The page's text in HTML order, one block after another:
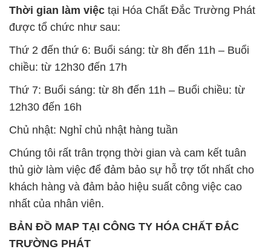
Thời gian làm việc tại Hóa Chất Đắc Trường Phát
được tổ chức như sau:
Thứ 2 đến thứ 6: Buổi sáng: từ 8h đến 11h – Buổi
chiều: từ 12h30 đến 17h
Thứ 7: Buổi sáng: từ 8h đến 11h – Buổi chiều: từ
12h30 đến 16h
Chủ nhật: Nghỉ chủ nhật hàng tuần
Chúng tôi rất trân trọng thời gian và cam kết tuân
thủ giờ làm việc để đảm bảo sự hỗ trợ tốt nhất cho
khách hàng và đảm bảo hiệu suất công việc cao
nhất của nhân viên.
BẢN ĐỒ MAP TẠI CÔNG TY HÓA CHẤT ĐẮC
TRƯỜNG PHÁT